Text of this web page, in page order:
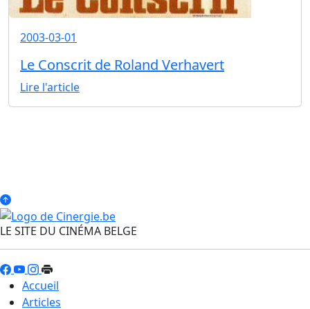
2003-03-01
Le Conscrit de Roland Verhavert
Lire l'article
LE SITE DU CINÉMA BELGE
Accueil
Articles